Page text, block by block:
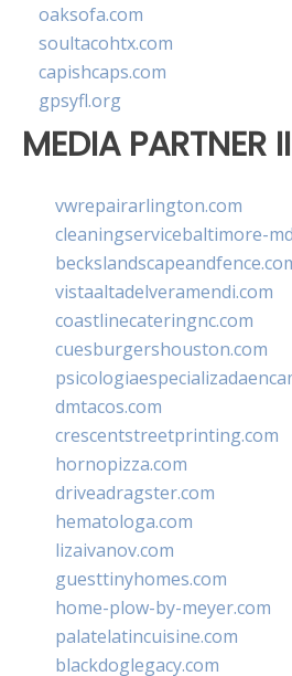
oaksofa.com
soultacohtx.com
capishcaps.com
gpsyfl.org
MEDIA PARTNER
vwrepairarlington.com
cleaningservicebaltimore-
vistaaltadelveramendi.com
coastlinecateringnc.com
cuesburgershouston.com
dmtacos.com
crescentstreetprinting.com
hornopizza.com
driveadragster.com
hematologa.com
lizaivanov.com
guesttinyhomes.com
home-plow-by-meyer.com
palatelatincuisine.com
blackdoglegacy.com